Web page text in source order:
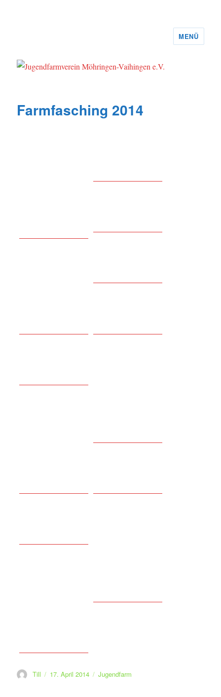
Jugendfarmverein Möhringen-
Vaihingen e.V.
MENÜ
Farmfasching 2014
Autor
Till
Veröffentlicht
17. April 2014 Kategorien
Jugendfarm